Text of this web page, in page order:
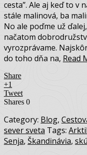
cesta”. Ale aj keď to v
stále malinová, ba
No ale poďme už
načatom
vyrozprávame.
do toho dňa na, Read
Share
+1
Tweet
Shares 0
Category: Blog,
sever sveta Tags:
Senja, Škandinávia,